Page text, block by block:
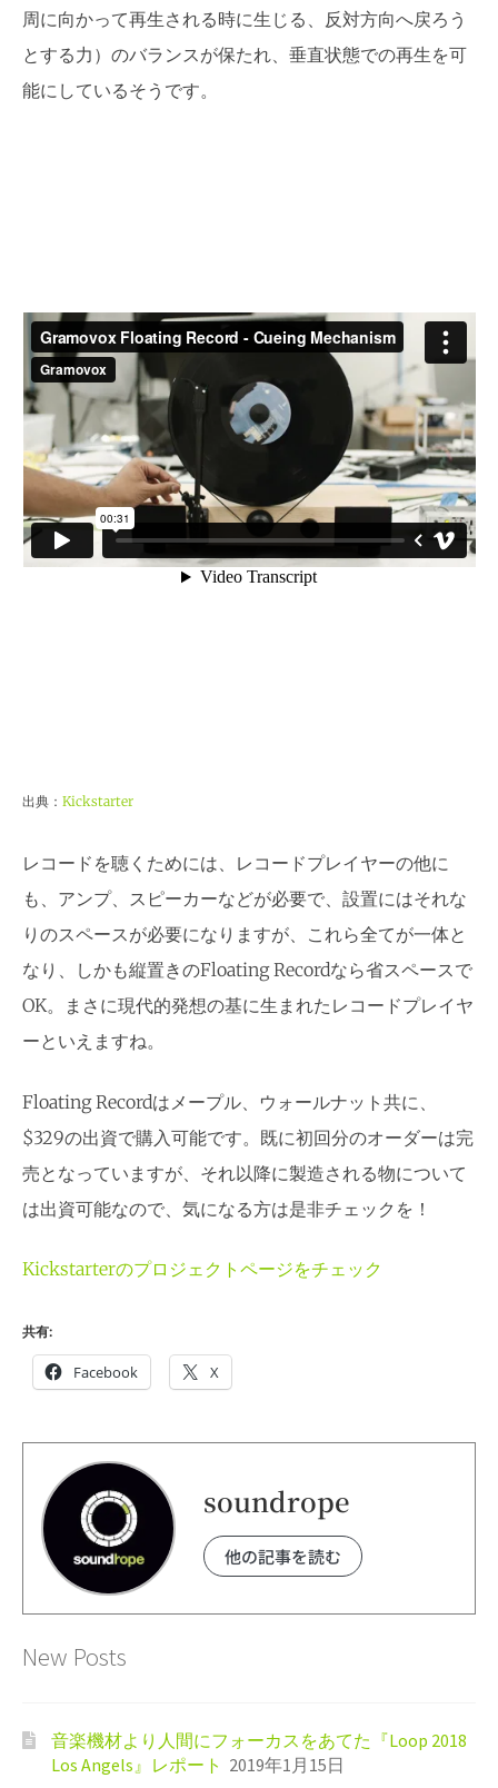
周に向かって再生される時に生じる、反対方向へ戻ろう
とする力）のバランスが保たれ、垂直状態での再生を可
能にしているそうです。
出典： Kickstarter
レコードを聴くためには、レコードプレイヤーの他に
も、アンプ、スピーカーなどが必要で、設置にはそれな
りのスペースが必要になりますが、これら全てが一体と
なり、しかも縦置きのFloating Recordなら省スペースで
OK。まさに現代的発想の基に生まれたレコードプレイヤ
ーといえますね。
Floating Recordはメープル、ウォールナット共に、
$329の出資で購入可能です。既に初回分のオーダーは完
売となっていますが、それ以降に製造される物について
は出資可能なので、気になる方は是非チェックを！
Kickstarterのプロジェクトページをチェック
共有:
Facebook X
soundrope
他の記事を読む
New Posts
音楽機材より人間にフォーカスをあてた『Loop 2018
Los Angels』レポート 2019年1月15日